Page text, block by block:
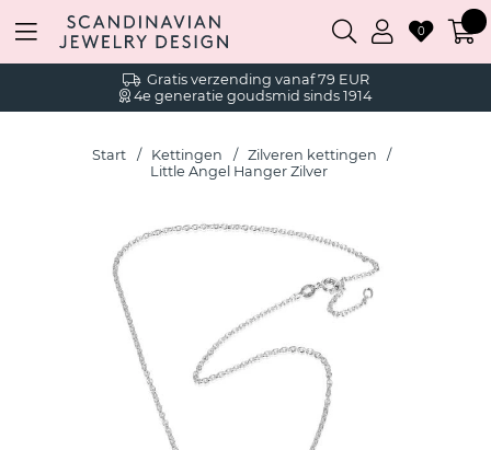
Gratis verzending vanaf 79 EUR
4e generatie goudsmid sinds 1914
0
Start Kettingen
Zilveren kettingen
Little Angel Hanger Zilver